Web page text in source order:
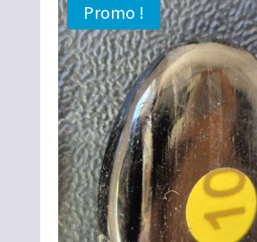
Promo !